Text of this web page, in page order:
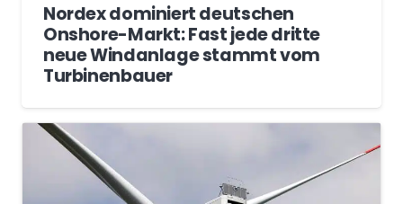
Nordex dominiert deutschen
Onshore-Markt: Fast jede dritte
neue Windanlage stammt vom
Turbinenbauer